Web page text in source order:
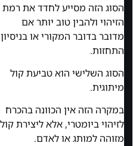
הסוג הזה מסייע לחדד את רמת
הזיהוי ולהבין טוב יותר אם
מדובר בדובר המקורי או בניסיון
התחזות.
הסוג השלישי הוא טביעת קול
מיתוגית.
במקרה הזה אין הכוונה בהכרח
לזיהוי ביומטרי, אלא ליצירת קול
מזוהה למותג או לאדם.